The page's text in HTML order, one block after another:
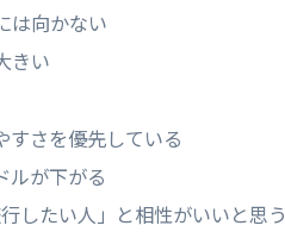
は向かない
きい
すさを優先している
ルが下がる
したい人」と相性がいいと思う